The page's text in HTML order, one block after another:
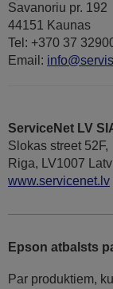
Savanoriu pr. 192
44151 Kaunas
Tel: +370 37
Email:
ServiceNet LV
Slokas street 52F,
Riga, LV1007
www.servicenet.lv
Epson atbalsts
Par produktiem,